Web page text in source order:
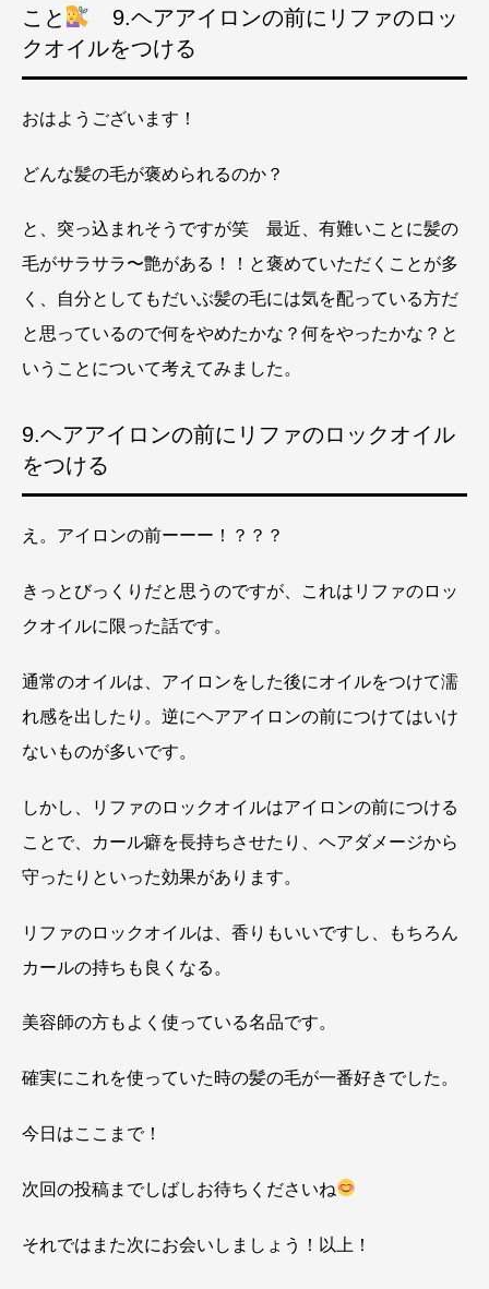
こと
9.ヘアアイロンの前にリファのロッ
クオイルをつける
おはようございます！
どんな髪の毛が褒められるのか？
と、突っ込まれそうですが笑 最近、有難いことに髪の
毛がサラサラ〜艶がある！！と褒めていただくことが多
く、自分としてもだいぶ髪の毛には気を配っている方だ
と思っているので何をやめたかな？何をやったかな？と
いうことについて考えてみました。
9.ヘアアイロンの前にリファのロックオイル
をつける
え。アイロンの前ーーー！？？？
きっとびっくりだと思うのですが、これはリファのロッ
クオイルに限った話です。
通常のオイルは、アイロンをした後にオイルをつけて濡
れ感を出したり。逆にヘアアイロンの前につけてはいけ
ないものが多いです。
しかし、リファのロックオイルはアイロンの前につける
ことで、カール癖を長持ちさせたり、ヘアダメージから
守ったりといった効果があります。
リファのロックオイルは、香りもいいですし、もちろん
カールの持ちも良くなる。
美容師の方もよく使っている名品です。
確実にこれを使っていた時の髪の毛が一番好きでした。
今日はここまで！
次回の投稿までしばしお待ちくださいね
それではまた次にお会いしましょう！以上！